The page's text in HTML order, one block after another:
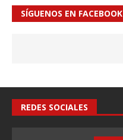
SÍGUENOS EN FACEBOOK
REDES SOCIALES